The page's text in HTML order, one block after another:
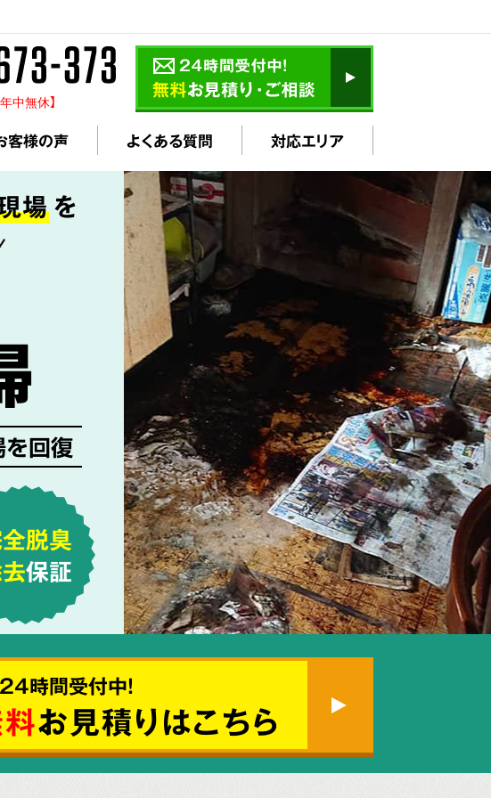
年中無休】
客様の声 よくある質問 対応エリア
場を
を回復
脱臭
保証
24時間受付中!
お見積りはこちら